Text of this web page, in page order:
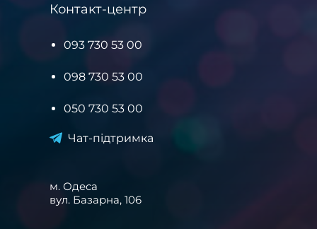
Контакт-центр
093 730 53 00
098 730 53 00
050 730 53 00
Чат-підтримка
м. Одеса
вул. Базарна, 106